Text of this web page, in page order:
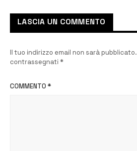
LASCIA UN COMMENTO
Il tuo indirizzo email non sarà pubblicato.
contrassegnati *
COMMENTO *